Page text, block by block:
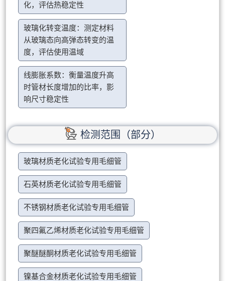
化，评估热稳定性
玻璃化转变温度：测定材料
从玻璃态向高弹态转变的温
度，评估使用温域
线膨胀系数：衡量温度升高
时管材长度增加的比率，影
响尺寸稳定性
检测范围（部分）
玻璃材质老化试验专用毛细管
石英材质老化试验专用毛细管
不锈钢材质老化试验专用毛细管
聚四氟乙烯材质老化试验专用毛细管
聚醚醚酮材质老化试验专用毛细管
镍基合金材质老化试验专用毛细管